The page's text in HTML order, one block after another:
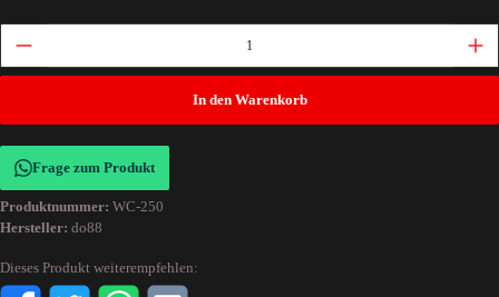
In den Warenkorb
Frage zum Produkt
Produktnummer: WC-250
Hersteller: do88
Dieses Produkt weiterempfehlen: